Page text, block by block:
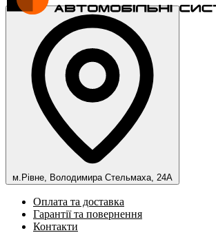
м.Рівне, Володимира Стельмаха, 24А
Оплата та доставка
Гарантії та повернення
Контакти